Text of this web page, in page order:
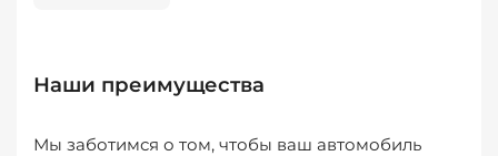
Наши преимущества
Мы заботимся о том, чтобы ваш автомобиль